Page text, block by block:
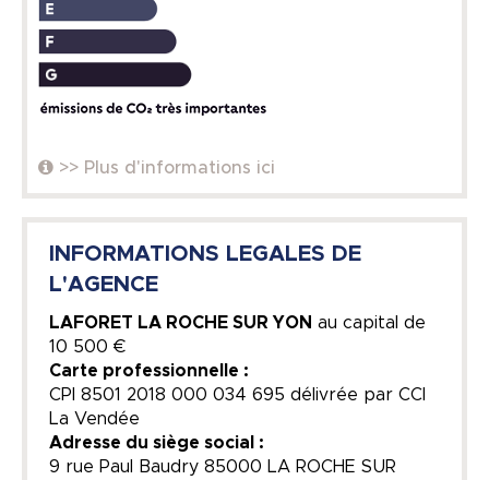
>> Plus d'informations ici
INFORMATIONS LEGALES DE
L'AGENCE
LAFORET LA ROCHE SUR YON au capital de
10 500 €
Carte professionnelle :
CPI 8501 2018 000 034 695 délivrée par CCI
La Vendée
Adresse du siège social :
9 rue Paul Baudry 85000 LA ROCHE SUR